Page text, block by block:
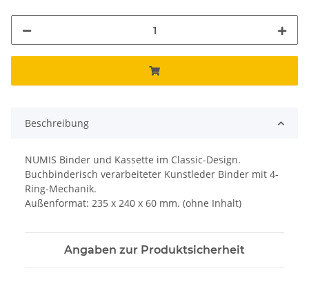
Beschreibung
NUMIS Binder und Kassette im Classic-Design.
Buchbinderisch verarbeiteter Kunstleder Binder mit 4-
Ring-Mechanik.
Außenformat: 235 x 240 x 60 mm. (ohne Inhalt)
Angaben zur Produktsicherheit